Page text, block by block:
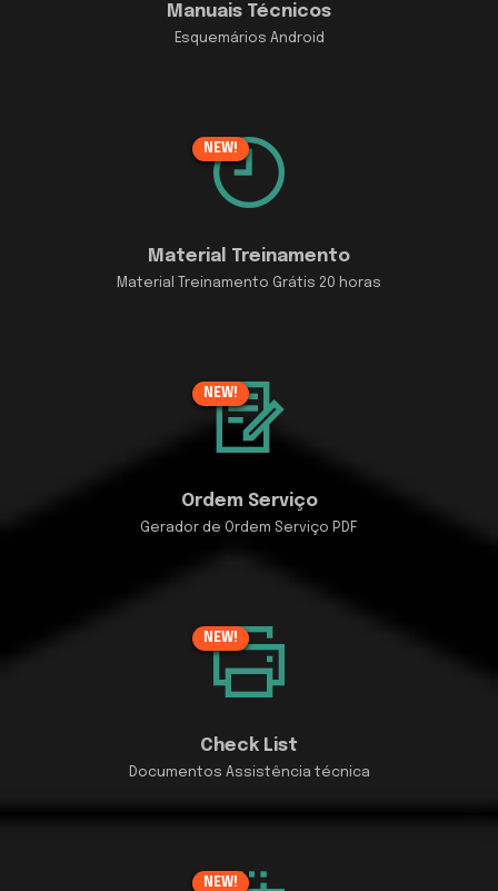
Manuais Técnicos
Esquemários Android
Material Treinamento
Material Treinamento Grátis 20 horas
NEW!
Ordem Serviço
Gerador de Ordem Serviço PDF
NEW!
Check List
Documentos Assistência técnica
NEW!
NEW!